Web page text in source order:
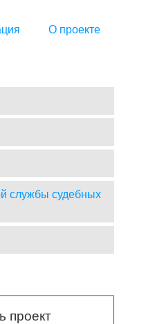
О проекте
службы судебных
проект